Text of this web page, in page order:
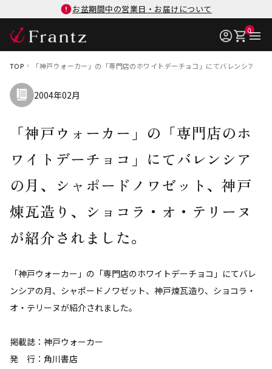
お盆期間中の営業日・お届けについて
0
TOP 「神戸ウォーカー」の「専門店のホワイトデーチョコ」にてバレンシアの
2004年02月
「神戸ウォーカー」の「専門店のホ
ワイトデーチョコ」にてバレンシア
の月、シャポードノワゼット、神戸
煉瓦造り、ショコラ・オ・テリーヌ
が紹介されました。
「神戸ウォーカー」の「専門店のホワイトデーチョコ」にてバレ
ンシアの月、シャポードノワゼット、神戸煉瓦造り、ショコラ・
オ・テリーヌが紹介されました。
掲載誌：神戸ウォーカー
発 行：角川書店